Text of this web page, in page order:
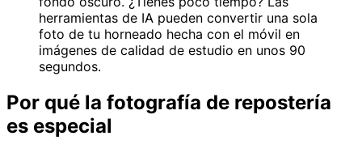
herramientas de IA pueden convertir una sola
foto de tu horneado hecha con el móvil en
imágenes de calidad de estudio en unos 90
segundos.
Por qué la fotografía de repostería
es especial